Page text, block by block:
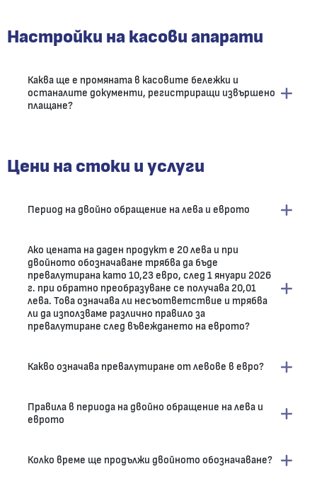
Настройки на касови апарати
Каква ще е промяната в касовите бележки и
останалите документи, регистриращи извършено
плащане?
Цени на стоки и услуги
Период на двойно обращение на лева и еврото
Ако цената на даден продукт е 20 лева и при
двойното обозначаване трябва да бъде
превалутирана като 10,23 евро, след 1 януари 2026
г. при обратно преобразуване се получава 20,01
лева. Това означава ли несъответствие и трябва
ли да използваме различно правило за
превалутиране след въвеждането на еврото?
Какво означава превалутиране от левове в евро?
Правила в периода на двойно обращение на лева и
еврото
Колко време ще продължи двойното обозначаване?